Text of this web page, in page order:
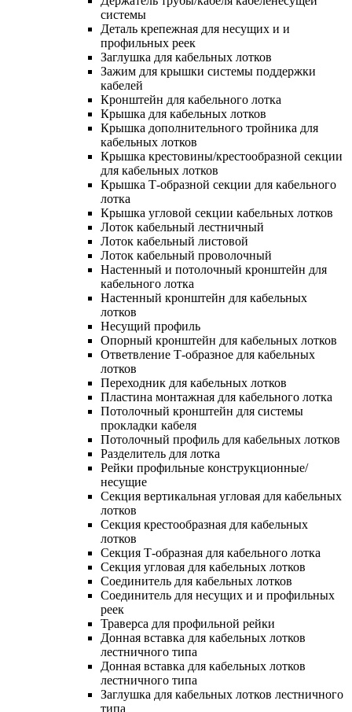
системы
Деталь крепежная для несущих и и
профильных реек
Заглушка для кабельных лотков
Зажим для крышки системы поддержки
кабелей
Кронштейн для кабельного лотка
Крышка для кабельных лотков
Крышка дополнительного тройника для
кабельных лотков
Крышка крестовины/крестообразной секции
для кабельных лотков
Крышка Т-образной секции для кабельного
лотка
Крышка угловой секции кабельных лотков
Лоток кабельный лестничный
Лоток кабельный листовой
Лоток кабельный проволочный
Настенный и потолочный кронштейн для
кабельного лотка
Настенный кронштейн для кабельных
лотков
Несущий профиль
Опорный кронштейн для кабельных лотков
Ответвление Т-образное для кабельных
лотков
Переходник для кабельных лотков
Пластина монтажная для кабельного лотка
Потолочный кронштейн для системы
прокладки кабеля
Потолочный профиль для кабельных лотков
Разделитель для лотка
Рейки профильные конструкционные/
несущие
Секция вертикальная угловая для кабельных
лотков
Секция крестообразная для кабельных
лотков
Секция Т-образная для кабельного лотка
Секция угловая для кабельных лотков
Соединитель для кабельных лотков
Соединитель для несущих и и профильных
реек
Траверса для профильной рейки
Донная вставка для кабельных лотков
лестничного типа
Донная вставка для кабельных лотков
лестничного типа
Заглушка для кабельных лотков лестничного
типа